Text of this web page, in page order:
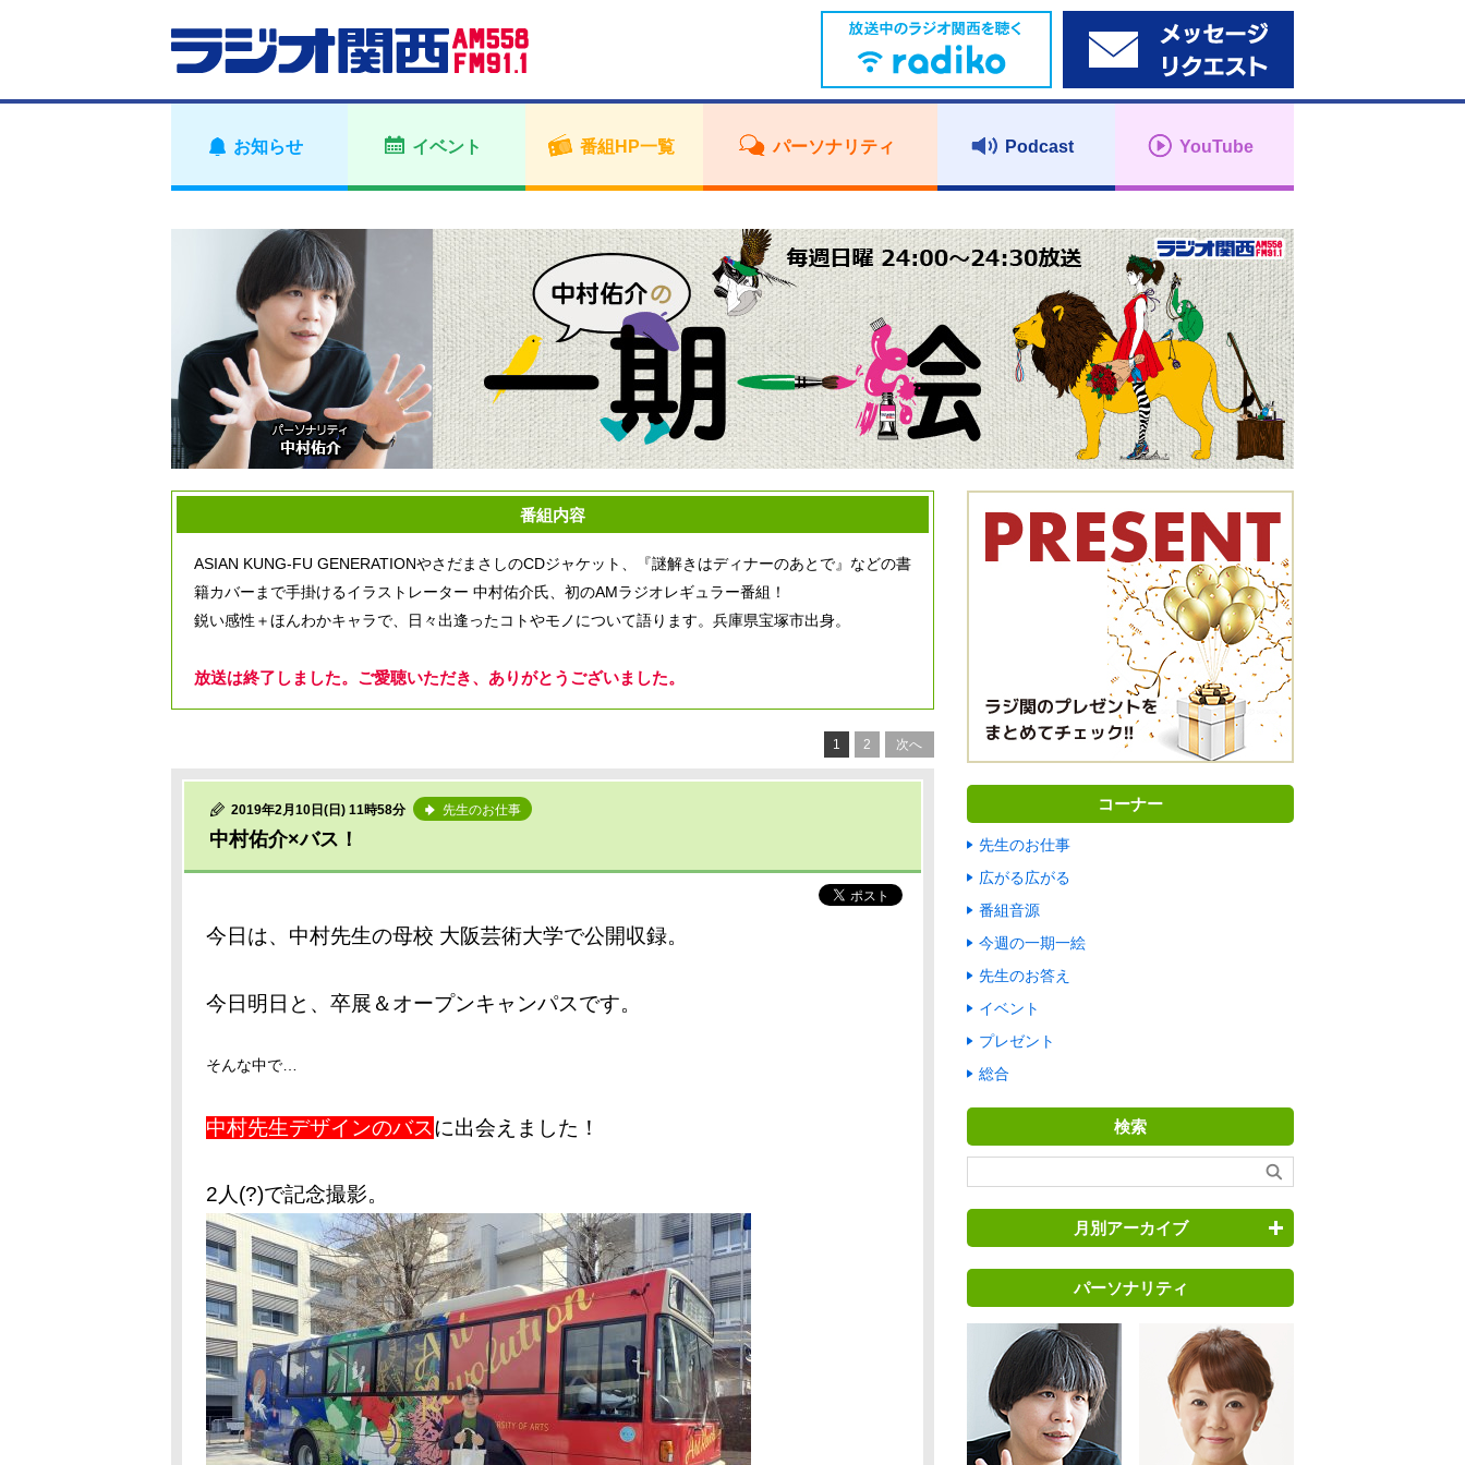
お知らせ イベント 番組HP一覧 パーソナリティ Podcast YouTube
番組内容
ASIAN KUNG-FU GENERATIONやさだまさしのCDジャケット、『謎解きはディナーのあとで』などの書
籍カバーまで手掛けるイラストレーター 中村佑介氏、初のAMラジオレギュラー番組！
鋭い感性＋ほんわかキャラで、日々出逢ったコトやモノについて語ります。兵庫県宝塚市出身。
放送は終了しました。ご愛聴いただき、ありがとうございました。
1 2 次へ
2019年2月10日(日) 11時58分 先生のお仕事
中村佑介×バス！
今日は、中村先生の母校 大阪芸術大学で公開収録。
今日明日と、卒展＆オープンキャンパスです。
そんな中で…
中村先生デザインのバスに出会えました！
2人(?)で記念撮影。
コーナー
先生のお仕事
広がる広がる
番組音源
今週の一期一絵
先生のお答え
イベント
プレゼント
総合
検索
月別アーカイブ
パーソナリティ